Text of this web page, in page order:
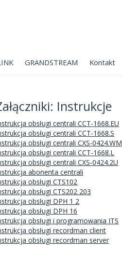
GRANDSTREAM Kontakt
Instrukcje
obsługi centrali CCT-1668.EU
obsługi centrali CCT-1668.S
obsługi centrali CXS-0424.WM
obsługi centrali CCT-1668.L
obsługi centrali CXS-0424.2U
abonenta centrali
obsługi CTS102
obsługi CTS202 203
obsługi DPH 1 2
obsługi DPH 16
obsługi i programowania ITS
obsługi recordman client
obsługi recordman server